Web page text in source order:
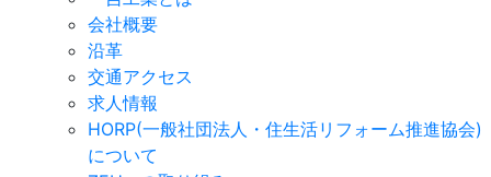
会社概要
沿革
交通アクセス
求人情報
HORP(一般社団法人・住生活リフォーム推進協会)
について